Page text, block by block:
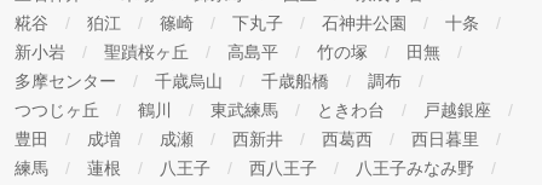
糀谷
狛江 篠崎 下丸子 石神井公園
十条
新小岩
聖蹟桜ヶ丘 高島平 竹の塚
田無
多摩センター
千歳烏山 千歳船橋
調布
つつじヶ丘
鶴川 東武練馬 ときわ台
戸越銀座
豊田
成増 成瀬 西新井 西葛西
西日暮里
練馬
蓮根 八王子 西八王子
八王子みなみ野